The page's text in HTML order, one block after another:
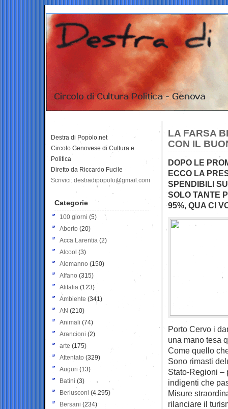
LA FARSA
CON IL
DOPO LE
ECCO LA
SPENDIBILI
SOLO TANTE
95%, QUA CI
Porto Cervo i
una mano tesa
Come quello
Sono rimasti
Stato-Regioni –
indigenti che
Misure
rilanciare il
Destra di Popolo.net
Circolo Genovese di Cultura e
Politica
Diretto da Riccardo Fucile
Scrivici: destradipopolo@gmail.com
Categorie
100 giorni (5)
Aborto (20)
Acca Larentia (2)
Alcool (3)
Alemanno (150)
Alfano (315)
Alitalia (123)
Ambiente (341)
AN (210)
Animali (74)
Arancioni (2)
arte (175)
Attentato (329)
Auguri (13)
Batini (3)
Berlusconi (4.295)
Bersani (234)